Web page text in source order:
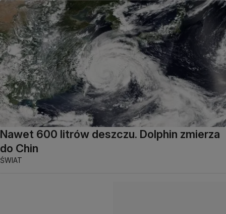
Nawet 600 litrów deszczu. Dolphin zmierza
do Chin
ŚWIAT